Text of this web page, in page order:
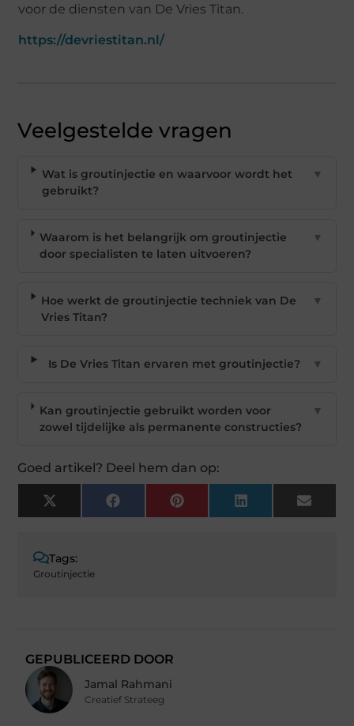
voor de diensten van De Vries Titan.
https://devriestitan.nl/
Veelgestelde vragen
Wat is groutinjectie en waarvoor wordt het
gebruikt?
▼
Waarom is het belangrijk om groutinjectie
door specialisten te laten uitvoeren?
▼
Hoe werkt de groutinjectie techniek van De
Vries Titan?
▼
Is De Vries Titan ervaren met groutinjectie? ▼
Kan groutinjectie gebruikt worden voor
zowel tijdelijke als permanente constructies?
▼
Goed artikel? Deel hem dan op:
X
(Twitter)
Facebook Pinterest LinkedIn Email
Tags:
Groutinjectie
GEPUBLICEERD DOOR
Jamal Rahmani
Creatief Strateeg